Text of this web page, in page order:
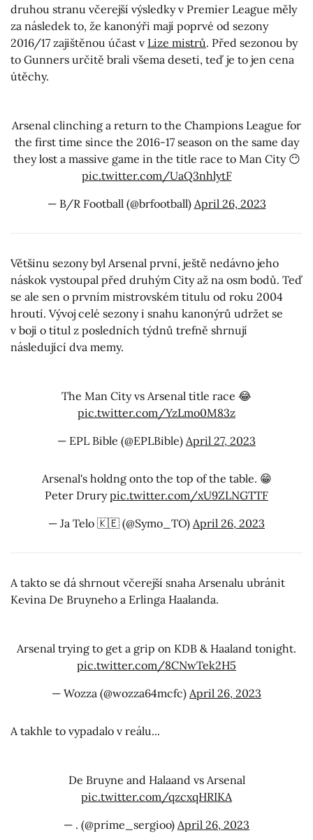
druhou stranu včerejší výsledky v Premier League měly
za následek to, že kanonýři mají poprvé od sezony
2016/17 zajištěnou účast v Lize mistrů. Před sezonou by
to Gunners určitě brali všema deseti, teď je to jen cena
útěchy.
Arsenal clinching a return to the Champions League for
the first time since the 2016-17 season on the same day
they lost a massive game in the title race to Man City 😶
pic.twitter.com/UaQ3nhlytF
— B/R Football (@brfootball) April 26, 2023
Většinu sezony byl Arsenal první, ještě nedávno jeho
náskok vystoupal před druhým City až na osm bodů. Teď
se ale sen o prvním mistrovském titulu od roku 2004
hroutí. Vývoj celé sezony i snahu kanonýrů udržet se
v boji o titul z posledních týdnů trefně shrnují
následující dva memy.
The Man City vs Arsenal title race 😂
pic.twitter.com/YzLmo0M83z
— EPL Bible (@EPLBible) April 27, 2023
Arsenal's holdng onto the top of the table. 😁
Peter Drurypic.twitter.com/xU9ZLNGTTF
— Ja Telo 🇰🇪 (@Symo_TO) April 26, 2023
A takto se dá shrnout včerejší snaha Arsenalu ubránit
Kevina De Bruyneho a Erlinga Haalanda.
Arsenal trying to get a grip on KDB & Haaland tonight.
pic.twitter.com/8CNwTek2H5
— Wozza (@wozza64mcfc) April 26, 2023
A takhle to vypadalo v reálu...
De Bruyne and Halaand vs Arsenal
pic.twitter.com/qzcxqHRIKA
— . (@prime_sergioo) April 26, 2023